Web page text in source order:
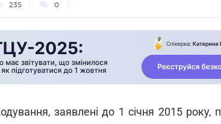
235 0
заявлені до 1 січня 2015 року,